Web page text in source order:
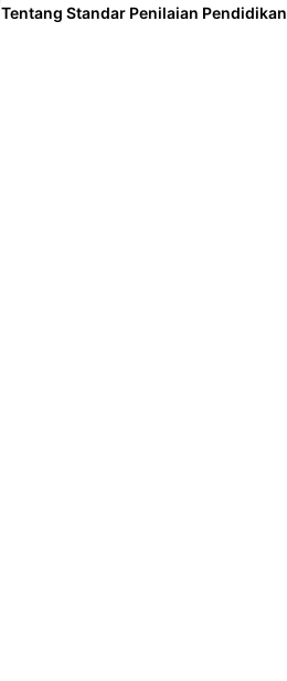
Tentang Standar Penilaian Pendidikan